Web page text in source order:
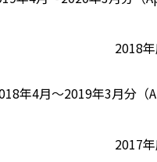
2018年
年4月～2019年3月分（
2017年